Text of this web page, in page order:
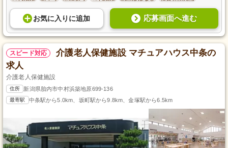
お気に入り に追加 応募画面へ進む
スピード対応
介護老人保健施設 マチュアハウス中条の
求人
介護老人保健施設
住所 新潟県胎内市中村浜築地原699-136
最寄駅 中条駅から5.0km、坂町駅から9.8km、金塚駅から6.5km